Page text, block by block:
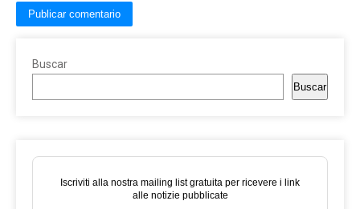
Buscar
Buscar
Iscriviti alla nostra mailing list gratuita per ricevere i link
alle notizie pubblicate